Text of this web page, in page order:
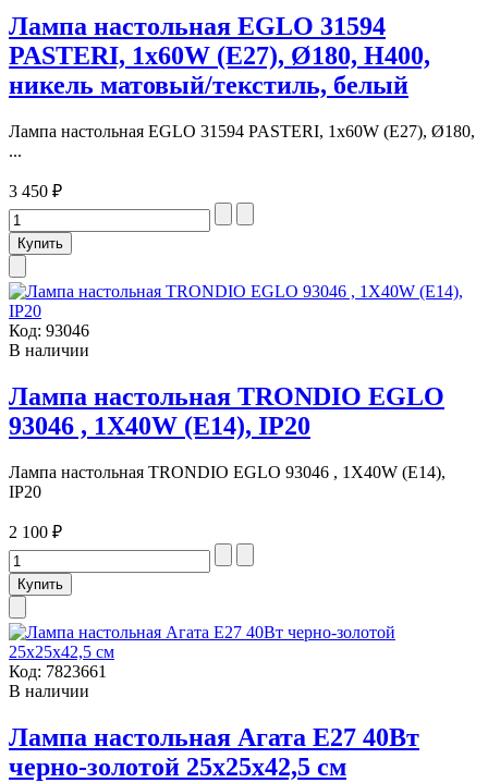
Лампа настольная EGLO 31594
PASTERI, 1х60W (E27), Ø180, H400,
никель матовый/текстиль, белый
Лампа настольная EGLO 31594 PASTERI, 1х60W (E27), Ø180,
...
3 450 ₽
Код: 93046
В наличии
Лампа настольная TRONDIO EGLO
93046 , 1X40W (E14), IP20
Лампа настольная TRONDIO EGLO 93046 , 1X40W (E14),
IP20
2 100 ₽
Код: 7823661
В наличии
Лампа настольная Агата E27 40Вт
черно-золотой 25х25х42,5 см